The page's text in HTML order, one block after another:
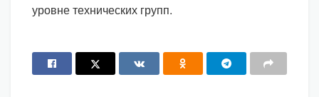
уровне технических групп.